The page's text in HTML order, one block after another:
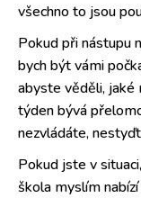
všechno to jsou
Pokud při nástupu
bych být vámi
abyste věděli,
týden bývá
nezvládáte,
Pokud jste v
škola myslím